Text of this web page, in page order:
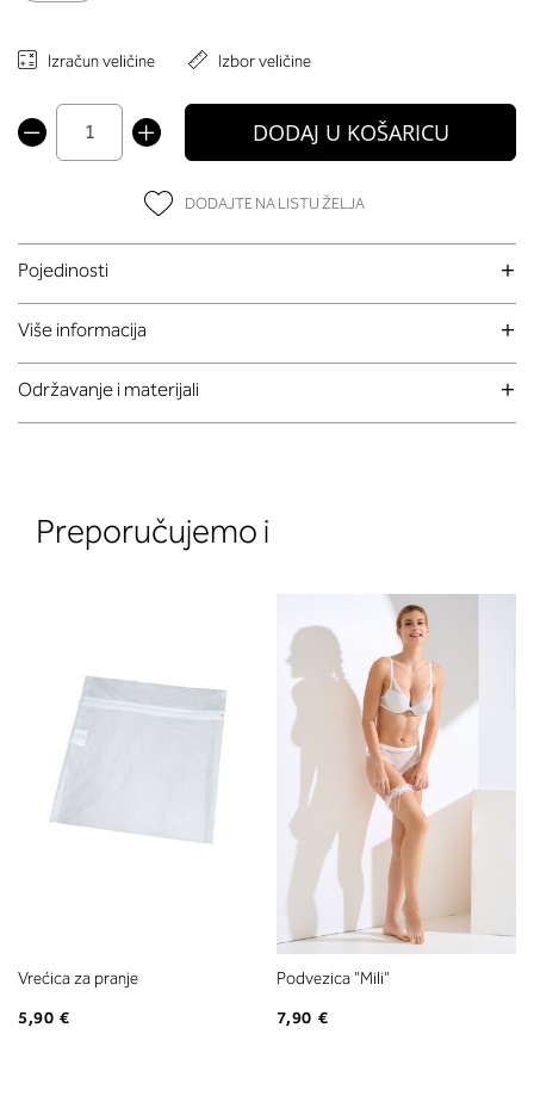
Izračun veličine Izbor veličine
DODAJ U KOŠARICU
DODAJTE NA LISTU ŽELJA
Pojedinosti
Više informacija
Održavanje i materijali
Preporučujemo i
Vrećica za pranje
5,90 €
Podvezica "Mili"
7,90 €